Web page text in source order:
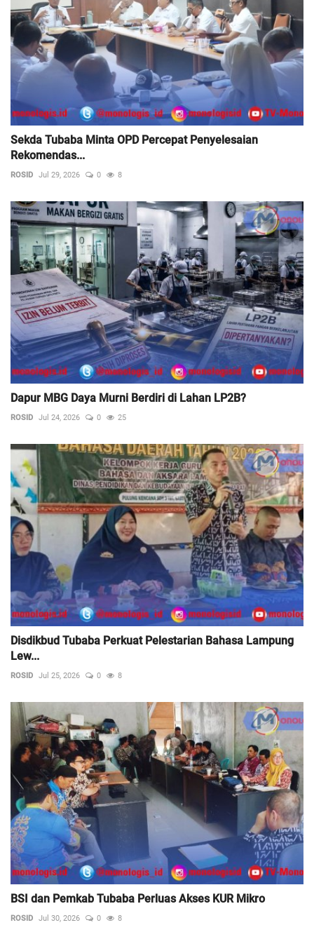
Sekda Tubaba Minta OPD Percepat Penyelesaian
Rekomendas...
ROSID Jul 29, 2026 0 8
Dapur MBG Daya Murni Berdiri di Lahan LP2B?
ROSID Jul 24, 2026 0 25
Disdikbud Tubaba Perkuat Pelestarian Bahasa Lampung
Lew...
ROSID Jul 25, 2026 0 8
BSI dan Pemkab Tubaba Perluas Akses KUR Mikro
ROSID Jul 30, 2026 0 8